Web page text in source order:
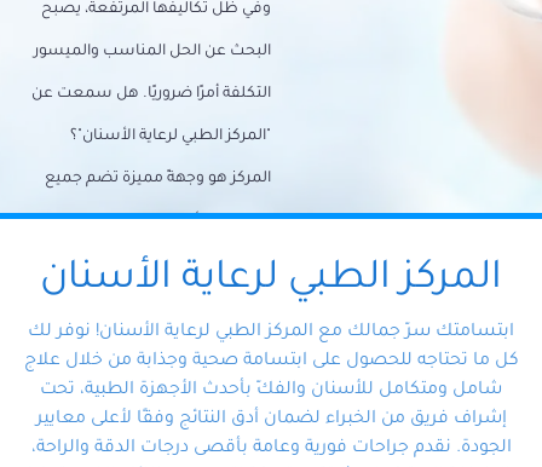
وفي ظل تكاليفها المرتفعة، يصبح
البحث عن الحل المناسب والميسور
التكلفة أمرًا ضروريًا. هل سمعت عن
"المركز الطبي لرعاية الأسنان"؟
المركز هو وجهةً مميزة تضم جميع
احتياجات الأسنان تحت سقف واحد،
وتضمن لك حلاً شاملًا لجميع
المتخصص ذوي الخبرة، ستجد نفسك
في أيد أمينة تلبي احتياجاتك بكل
احترافية ودقة.
المركز الطبي لرعاية الأسنان
ابتسامتك سرّ جمالك مع المركز الطبي لرعاية الأسنان! نوفر لك
كل ما تحتاجه للحصول على ابتسامة صحية وجذابة من خلال علاج
شامل ومتكامل للأسنان والفكّ بأحدث الأجهزة الطبية، تحت
إشراف فريق من الخبراء لضمان أدق النتائج وفقًا لأعلى معايير
الجودة. نقدم جراحات فورية وعامة بأقصى درجات الدقة والراحة،